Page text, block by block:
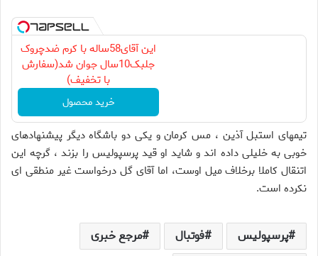
این آقای58ساله با کرم ضدچروک
جلبک10سال جوان شد(سفارش
با تخفیف)
خرید محصول
تیمهای استبل آذین ، مس کرمان و یکی دو باشگاه دیگر پیشنهادهای
خوبی به خلیلی داده اند و شاید او قید پرسپولیس را بزند ، گرچه این
اتنقال کاملا برخلاف میل اوست، اما آقای گل درخواست غیر منطقی ای
نکرده است.
پرسپولیس فوتبال
مرجع خبری